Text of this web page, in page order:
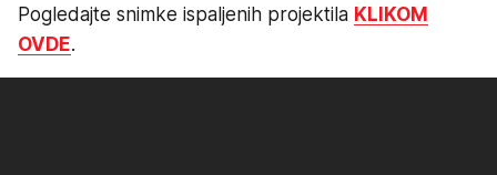
Pogledajte snimke ispaljenih projektila KLIKOM
OVDE.